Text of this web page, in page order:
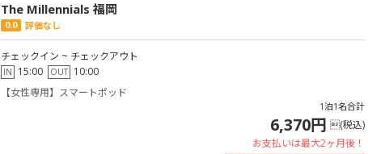
The Millennials 福岡
0.0 評価なし
チェックイン ~ チェックアウト
IN 15:00 OUT 10:00
【女性専用】スマートポッド
1泊1名合計
6,370円 (税込)
お支払いは最大2ヶ月後！